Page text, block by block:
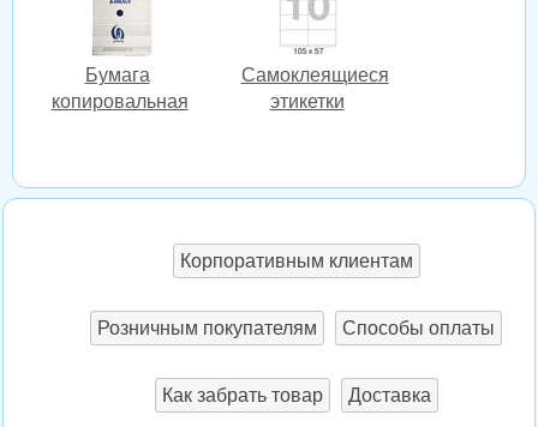
Бумага
копировальная
Cамоклеящиеся
этикетки
Корпоративным клиентам
Розничным покупателям Способы оплаты
Как забрать товар Доставка